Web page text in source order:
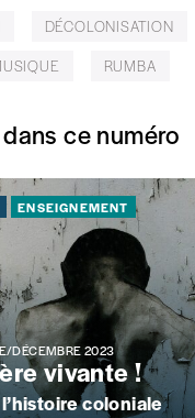
DÉCOLONISATION
RUMBA
ce numéro
ENSEIGNEMENT
DÉCEMBRE 2023
vivante !
coloniale